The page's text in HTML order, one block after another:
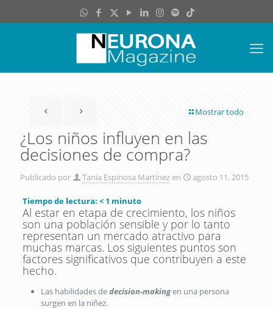
Mostrar todo
¿Los niños influyen en las
decisiones de compra?
Publicado por Tania Espinosa Martínez en agosto 11, 2015
Tiempo de lectura: < 1 minuto
Al estar en etapa de crecimiento, los niños
son una población sensible y por lo tanto
representan un mercado atractivo para
muchas marcas. Los siguientes puntos son
factores significativos que contribuyen a este
hecho.
Las habilidades dedecision-makingen una persona
surgen en la niñez.